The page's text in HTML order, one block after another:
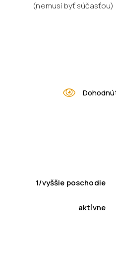
(nemusí byť súčasťou)
1/vyššie poschodie
aktívne